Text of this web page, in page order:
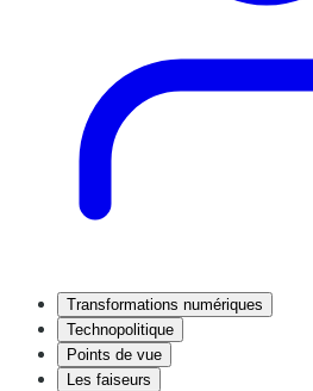
Transformations numériques
Technopolitique
Points de vue
Les faiseurs